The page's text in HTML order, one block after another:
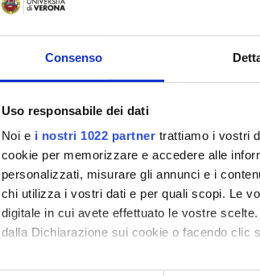
Consenso
Uso responsabile dei dati
Noi e i nostri 1022 partner trattiamo i vostri
cookie per memorizzare e accedere alle
personalizzati, misurare gli annunci e i
chi utilizza i vostri dati e per quali scopi. Le
digitale in cui avete effettuato le vostre
dalla Dichiarazione sui cookie o facendo clic
Con il tuo consenso, vorremmo anche: